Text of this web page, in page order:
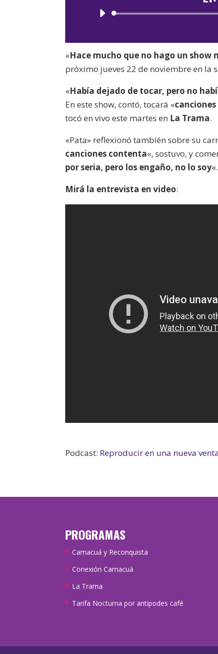
«Hace mucho que no hago un show
próximo jueves 22 de noviembre en la
«Había dejado de tocar, pero no
En este show, contó, tocará «
tocó en vivo este martes en La Trama.
«Pata» reflexionó también sobre su
canciones contenta«, sostuvo, y
por seria, pero los engaño, no lo soy«.
Mirá la entrevista en video:
Podcast: Reproducir en una nueva
PROGRAMAS
Camacuá y Reconquista
Conexión Camacuá
La Trama
Tarifa Nocturna por antipodes café